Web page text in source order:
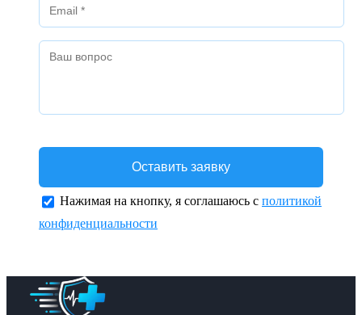
Нажимая на кнопку, я соглашаюсь с политикой
конфиденциальности